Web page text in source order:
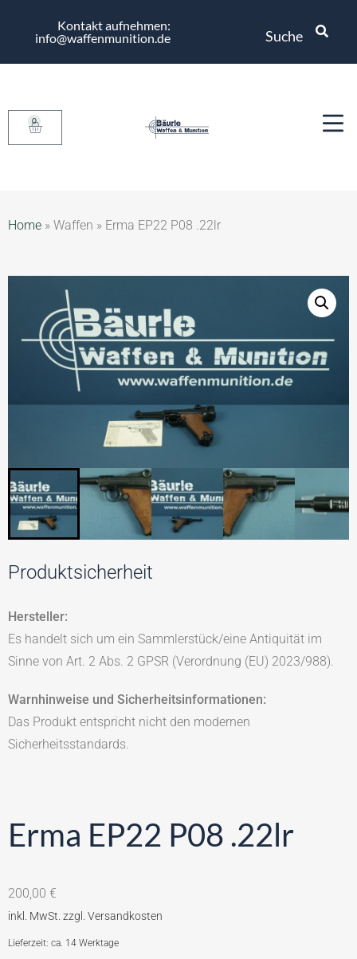
Kontakt aufnehmen:
info@waffenmunition.de
Suche
0
Home » Waffen » Erma EP22 P08 .22lr
Produktsicherheit
Hersteller:
Es handelt sich um ein Sammlerstück/eine Antiquität im
Sinne von Art. 2 Abs. 2 GPSR (Verordnung (EU) 2023/988).
Warnhinweise und Sicherheitsinformationen:
Das Produkt entspricht nicht den modernen
Sicherheitsstandards.
Erma EP22 P08 .22lr
200,00 €
Lieferzeit: ca. 14 Werktage